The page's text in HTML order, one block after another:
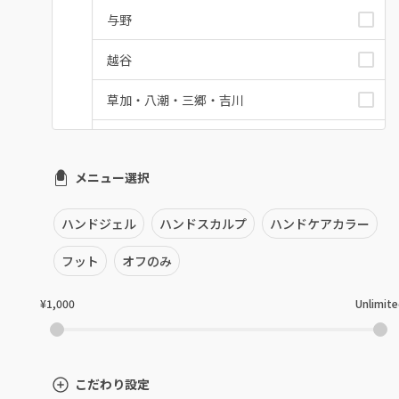
与野
越谷
草加・八潮・三郷・吉川
戸田
川越・本川越
ふじみ野・鶴瀬・上福岡
所沢・小手指
メニュー選択
ハンドジェル ハンドスカルプ ハンドケアカラー
フット オフのみ
¥1,000
こだわり設定